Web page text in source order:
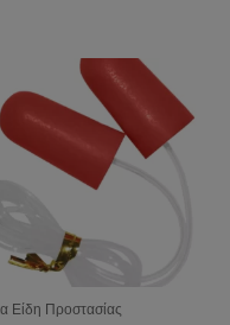
Είδη Προστασίας